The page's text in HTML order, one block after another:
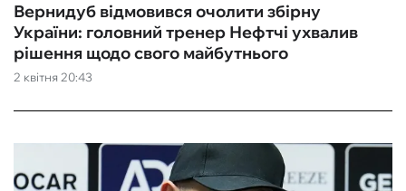
2 квітня 20:43
Вернидуб відмовився очолити збірну
України: головний тренер Нефтчі ухвалив
рішення щодо свого майбутнього